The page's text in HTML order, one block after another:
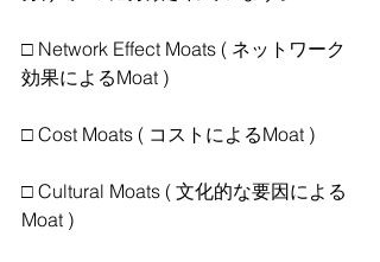
□ Network Effect Moats ( ネットワーク
効果によるMoat )
□ Cost Moats ( コストによるMoat )
□ Cultural Moats ( 文化的な要因による
Moat )